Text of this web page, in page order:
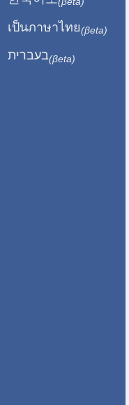
เป็นภาษาไทย(βeta)
בעברית(βeta)